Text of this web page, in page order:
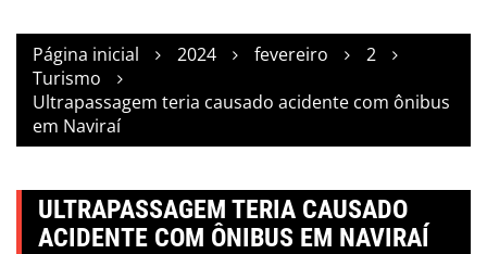
Página inicial 2024 fevereiro
2
Turismo
Ultrapassagem teria causado acidente com ônibus
em Naviraí
ULTRAPASSAGEM TERIA CAUSADO
ACIDENTE COM ÔNIBUS EM NAVIRAÍ